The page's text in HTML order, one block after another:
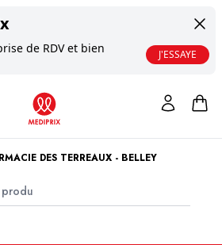
de RDV et bien
J'ESSAYE
DES TERREAUX - BELLEY